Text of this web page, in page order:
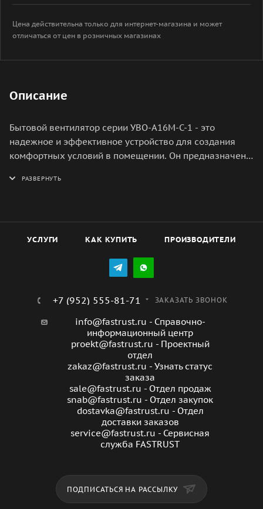
Цена действительна только для интернет-магазина и может
отличаться от цен в розничных магазинах
Описание
Бытовой вентилятор серии УВО-A16М-С-1 - это
надежное и эффективное устройство для создания
комфортных условий в помещении. Он предназначен
где требуется обеспечить циркуляцию воздуха и
производительность и низкий уровень шума при
работе. Это позволяет использовать его даже в ночное
имеет современный дизайн и компактные размеры,
помещения. Корпус выполнен из качественных
надежность работы. Вентилятор оснащен функцией
автоматического регулирования скорости вращения
лопастей, что позволяет выбрать оптимальный режим
работы в зависимости от текущих потребностей.
УСЛУГИ КАК КУПИТЬ ПРОИЗВОДИТЕЛИ
+7 (952) 555-81-71 ЗАКАЗАТЬ ЗВОНОК
info@fastrust.ru - Справочно-
информационный центр
proekt@fastrust.ru - Проектный
отдел
zakaz@fastrust.ru - Узнать статус
заказа
sale@fastrust.ru - Отдел продаж
snab@fastrust.ru - Отдел закупок
dostavka@fastrust.ru - Отдел
доставки заказов
service@fastrust.ru - Сервисная
служба FASTRUST
ПОДПИСАТЬСЯ НА РАССЫЛКУ